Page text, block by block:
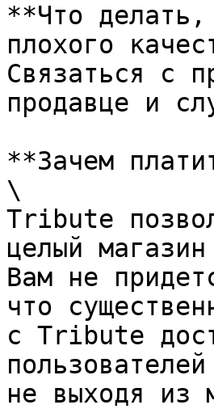
**Что делать,
плохого
Связаться с
продавце и
**Зачем
\
Tribute
целый
Вам не
что
c Tribute
не выходя из